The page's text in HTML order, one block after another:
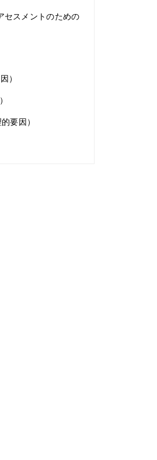
セスメントのための
）
要因）